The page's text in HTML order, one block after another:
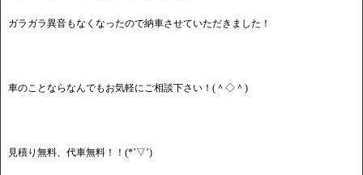
ガラガラ異音もなくなったので納車させていただきました！
車のことならなんでもお気軽にご相談下さい！(＾◇＾)
見積り無料、代車無料！！(*’▽’)